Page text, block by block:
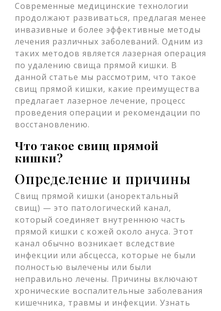
Современные медицинские технологии
продолжают развиваться, предлагая менее
инвазивные и более эффективные методы
лечения различных заболеваний. Одним из
таких методов является лазерная операция
по удалению свища прямой кишки. В
данной статье мы рассмотрим, что такое
свищ прямой кишки, какие преимущества
предлагает лазерное лечение, процесс
проведения операции и рекомендации по
восстановлению.
Что такое свищ прямой
кишки?
Определение и причины
Свищ прямой кишки (аноректальный
свищ) — это патологический канал,
который соединяет внутреннюю часть
прямой кишки с кожей около ануса. Этот
канал обычно возникает вследствие
инфекции или абсцесса, которые не были
полностью вылечены или были
неправильно лечены. Причины включают
хронические воспалительные заболевания
кишечника, травмы и инфекции. Узнать